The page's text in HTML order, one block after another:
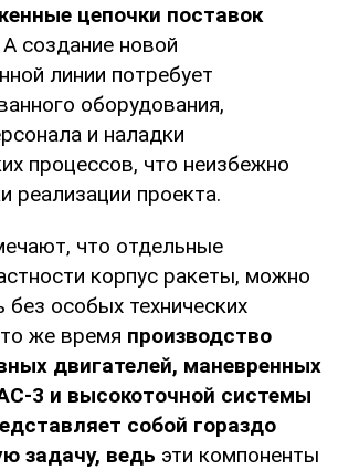
цепочки поставок
А создание новой
линии потребует
оборудования,
и наладки
процессов, что неизбежно
реализации проекта.
что отдельные
корпус ракеты, можно
без особых технических
же время производство
двигателей, маневренных
3 и высокоточной системы
собой гораздо
задачу, ведь эти компоненты